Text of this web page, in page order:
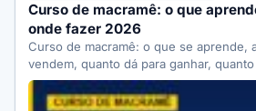
Curso de macramê: o que
onde fazer 2026
Curso de macramê: o que se aprende,
vendem, quanto dá para ganhar,